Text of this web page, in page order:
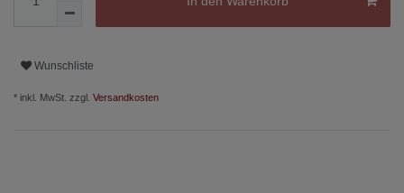
Wunschliste
* inkl. MwSt. zzgl. Versandkosten